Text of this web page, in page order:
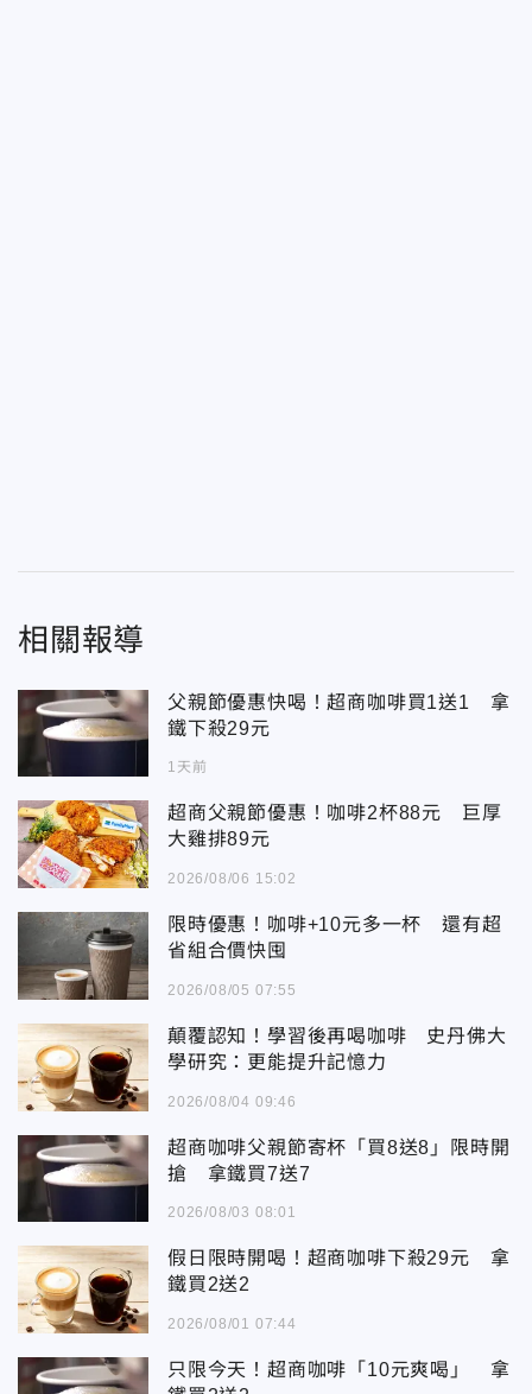
相關報導
父親節優惠快喝！超商咖啡買1送1 拿
鐵下殺29元
1天前
超商父親節優惠！咖啡2杯88元 巨厚
大雞排89元
2026/08/06 15:02
限時優惠！咖啡+10元多一杯 還有超
省組合價快囤
2026/08/05 07:55
顛覆認知！學習後再喝咖啡 史丹佛大
學研究：更能提升記憶力
2026/08/04 09:46
超商咖啡父親節寄杯「買8送8」限時開
搶 拿鐵買7送7
2026/08/03 08:01
假日限時開喝！超商咖啡下殺29元 拿
鐵買2送2
2026/08/01 07:44
只限今天！超商咖啡「10元爽喝」 拿